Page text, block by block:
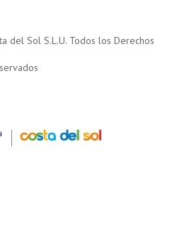
del Sol S.L.U. Todos los Derechos